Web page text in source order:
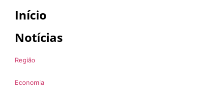
Início
Notícias
Região
Economia